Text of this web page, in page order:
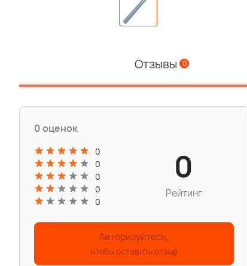
Отзывы 0
0 оценок
0
0
0
0
0
0
Рейтинг
Авторизуйтесь,
чтобы оставить отзыв